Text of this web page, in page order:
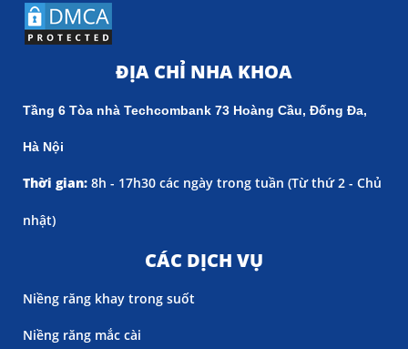
ĐỊA CHỈ NHA KHOA
Tầng 6 Tòa nhà Techcombank 73 Hoàng Cầu, Đống Đa,
Hà Nội
Thời gian: 8h - 17h30 các ngày trong tuần (Từ thứ 2 - Chủ
nhật)
CÁC DỊCH VỤ
Niềng răng khay trong suốt
Niềng răng mắc cài